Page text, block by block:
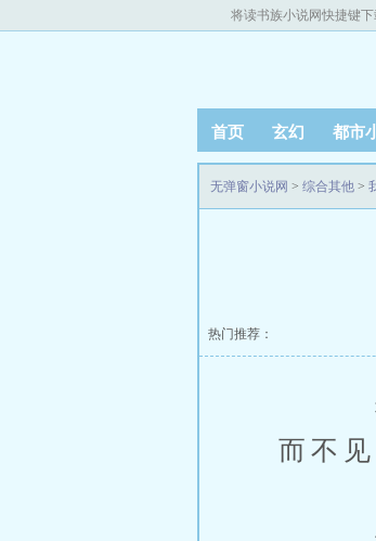
将读书族小说网快捷键
首页 玄幻 都市
无弹窗小说网 > 综合其他 >
热门推荐：
接下
而不见
毕竟